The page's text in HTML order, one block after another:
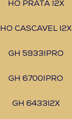
HO PRATA I2X
HO CASCAVEL I2X
GH 5933IPRO
GH 6700IPRO
GH 6433I2X